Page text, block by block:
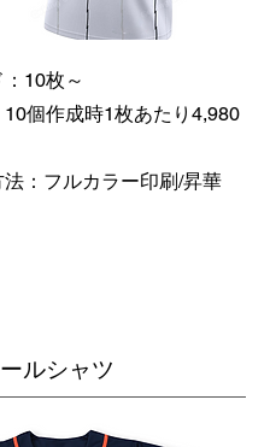
10枚～
個作成時1枚あたり4,980
：フルカラー印刷/昇華
ルシャツ